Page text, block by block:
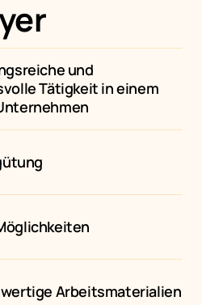
und
Tätigkeit in einem
Arbeitsmaterialien